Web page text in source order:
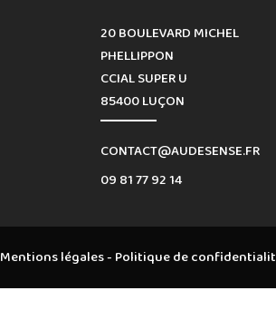
20 BOULEVARD MICHEL
PHELLIPPON
CCIAL SUPER U
85400 LUÇON
CONTACT@AUDESENSE.FR
09 81 77 92 14
Mentions légales- Politique de